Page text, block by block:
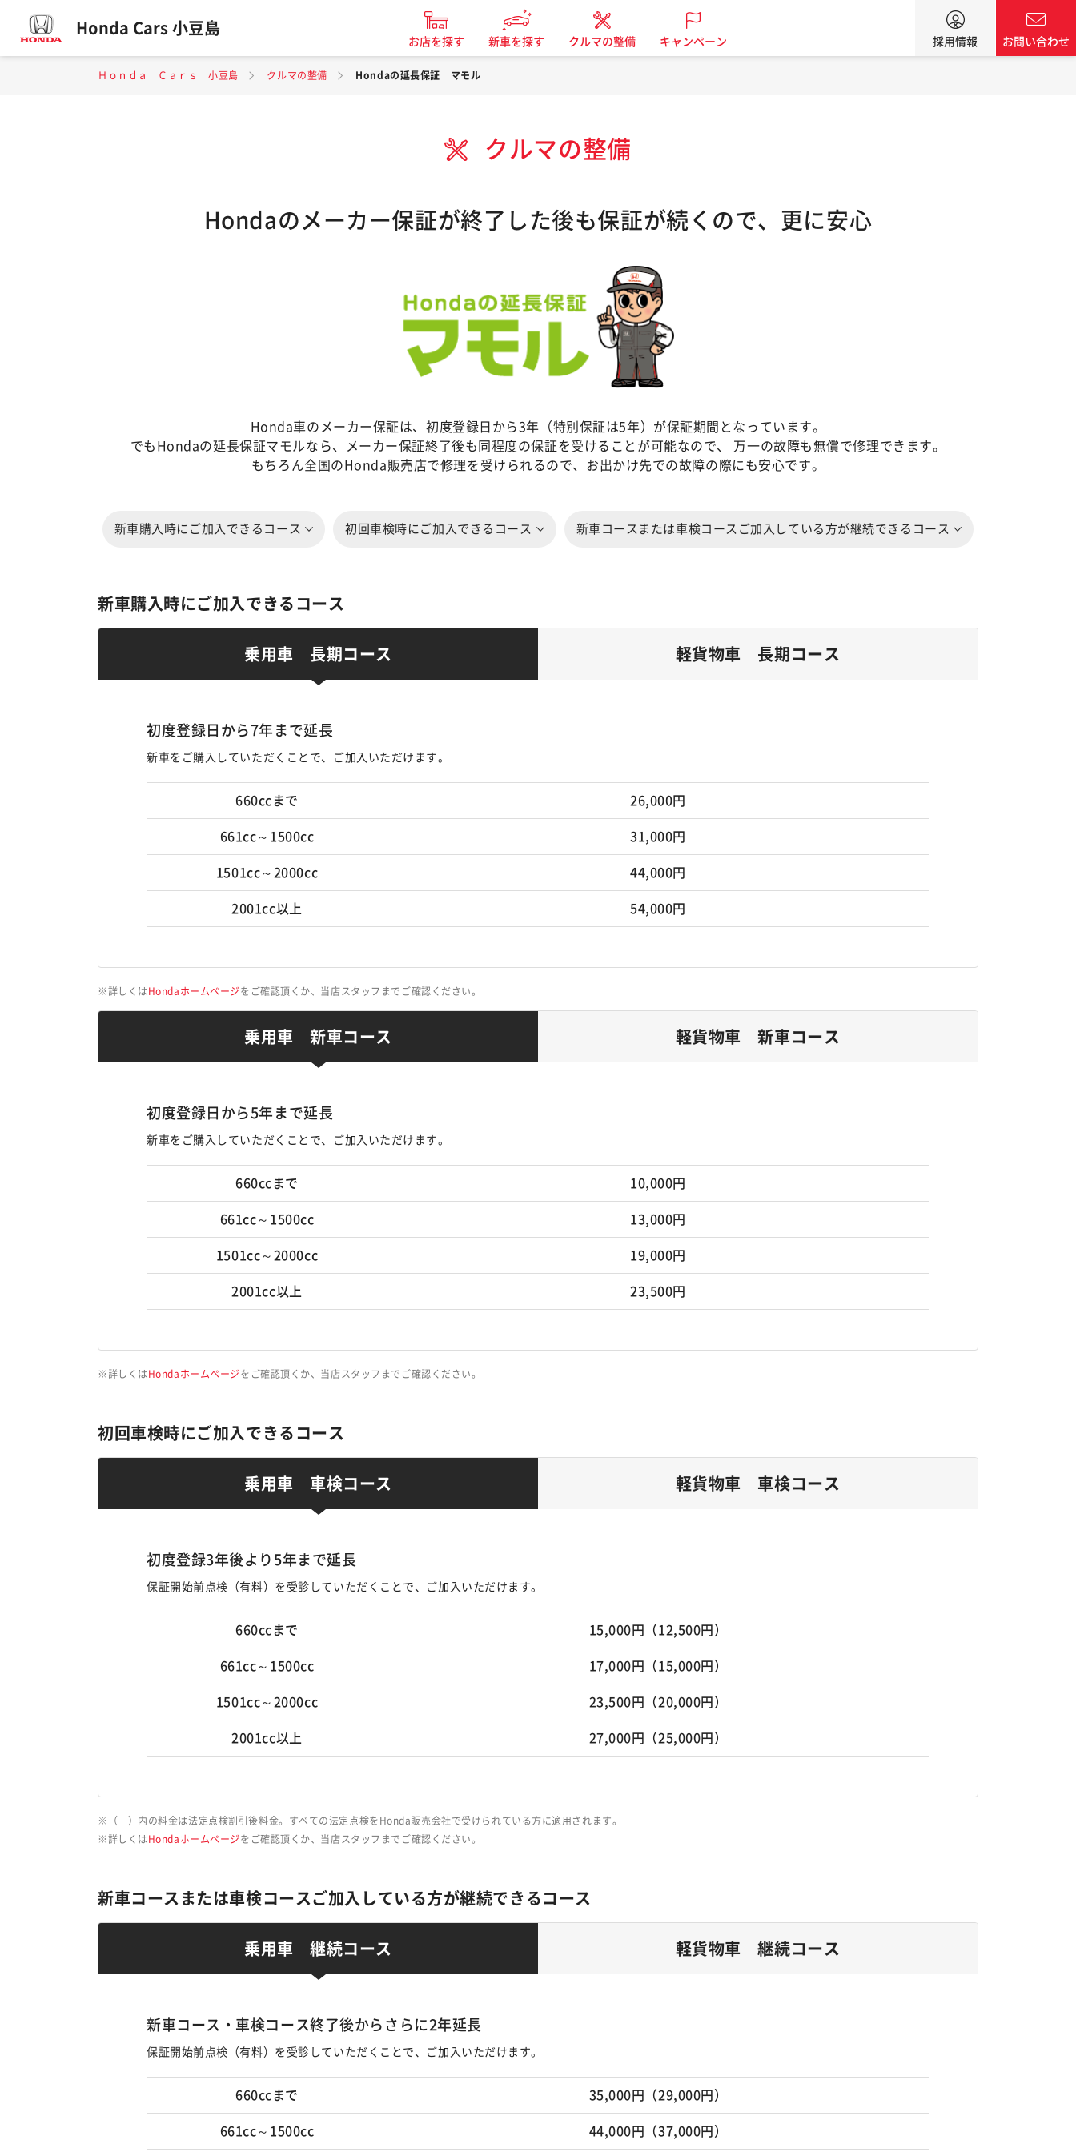
Honda Cars 小豆島
お店を探す 新車を探す クルマの整備 キャンペーン 採用情報 お問い合わせ
Ｈｏｎｄａ Ｃａｒｓ 小豆島 クルマの整備 Hondaの延長保証 マモル
クルマの整備
Hondaのメーカー保証が終了した後も保証が続くので、更に安心
Honda車のメーカー保証は、初度登録日から3年（特別保証は5年）が保証期間となっています。
でもHondaの延長保証マモルなら、メーカー保証終了後も同程度の保証を受けることが可能なので、 万一の故障も無償で修理できます。
もちろん全国のHonda販売店で修理を受けられるので、お出かけ先での故障の際にも安心です。
新車購入時にご加入できるコース 初回車検時にご加入できるコース 新車コースまたは車検コースご加入している方が継続できるコース
新車購入時にご加入できるコース
乗用車 長期コース 軽貨物車 長期コース
初度登録日から7年まで延長
新車をご購入していただくことで、ご加入いただけます。
660ccまで 26,000円
661cc～1500cc 31,000円
1501cc～2000cc 44,000円
2001cc以上 54,000円
詳しくは Hondaホームページをご確認頂くか、当店スタッフまでご確認ください。
乗用車 新車コース 軽貨物車 新車コース
初度登録日から5年まで延長
新車をご購入していただくことで、ご加入いただけます。
660ccまで 10,000円
661cc～1500cc 13,000円
1501cc～2000cc 19,000円
2001cc以上 23,500円
詳しくは Hondaホームページをご確認頂くか、当店スタッフまでご確認ください。
初回車検時にご加入できるコース
乗用車 車検コース 軽貨物車 車検コース
初度登録3年後より5年まで延長
保証開始前点検（有料）を受診していただくことで、ご加入いただけます。
660ccまで 15,000円（12,500円）
661cc～1500cc 17,000円（15,000円）
1501cc～2000cc 23,500円（20,000円）
2001cc以上 27,000円（25,000円）
（ ）内の料金は法定点検割引後料金。すべての法定点検をHonda販売会社で受けられている方に適用されます。
詳しくは Hondaホームページをご確認頂くか、当店スタッフまでご確認ください。
新車コースまたは車検コースご加入している方が継続できるコース
乗用車 継続コース 軽貨物車 継続コース
新車コース・車検コース終了後からさらに2年延長
保証開始前点検（有料）を受診していただくことで、ご加入いただけます。
660ccまで 35,000円（29,000円）
661cc～1500cc 44,000円（37,000円）